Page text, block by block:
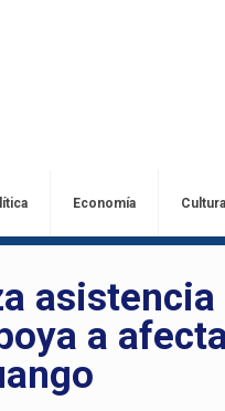
Economía Cultura
a